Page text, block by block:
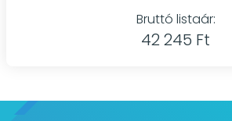
Bruttó listaár:
42 245 Ft